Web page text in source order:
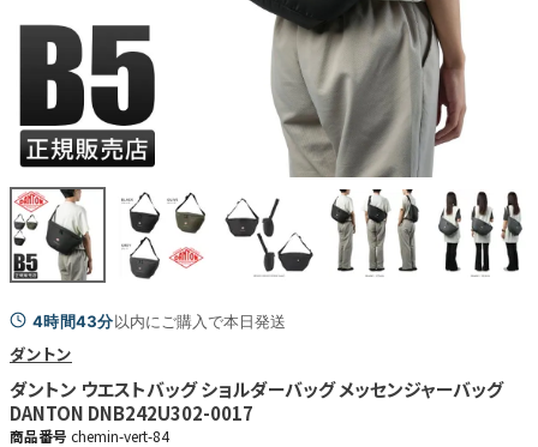
4時間43分以内にご購入で本日発送
ダントン
ダントン ウエストバッグ ショルダーバッグ メッセンジャーバッグ
DANTON DNB242U302-0017
商品番号 chemin-vert-84